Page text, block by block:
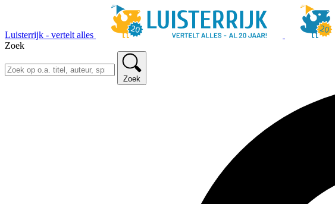
Luisterrijk - vertelt alles
Zoek
Zoek